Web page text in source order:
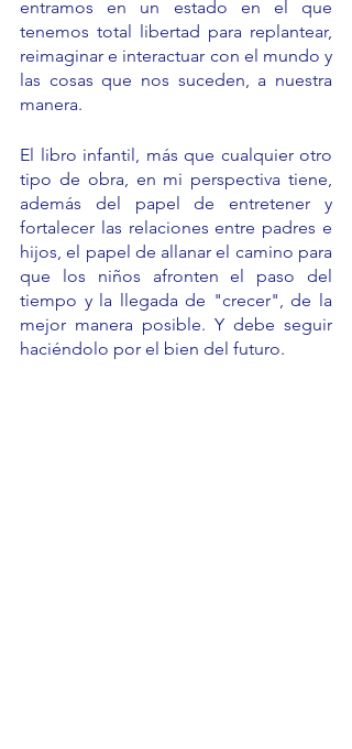
entramos en un estado en el que
tenemos total libertad para replantear,
reimaginar e interactuar con el mundo y
las cosas que nos suceden, a nuestra
manera.
El libro infantil, más que cualquier otro
tipo de obra, en mi perspectiva tiene,
además del papel de entretener y
fortalecer las relaciones entre padres e
hijos, el papel de allanar el camino para
que los niños afronten el paso del
tiempo y la llegada de "crecer", de la
mejor manera posible. Y debe seguir
haciéndolo por el bien del futuro.